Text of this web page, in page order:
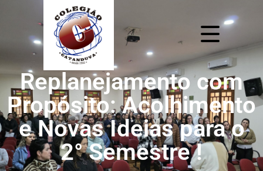
Replanejamento com
Propósito: Acolhimento
e Novas Ideias para o
2° Semestre !